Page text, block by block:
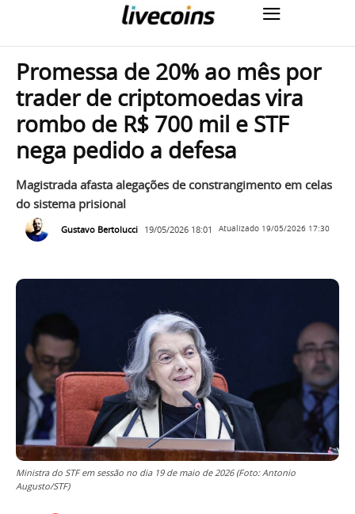
Promessa de 20% ao mês por
trader de criptomoedas vira
rombo de R$ 700 mil e STF
nega pedido a defesa
Magistrada afasta alegações de constrangimento em celas
do sistema prisional
Gustavo Bertolucci 19/05/2026 18:01 Atualizado 19/05/2026 17:30
Ministra do STF em sessão no dia 19 de maio de 2026 (Foto: Antonio
Augusto/STF)